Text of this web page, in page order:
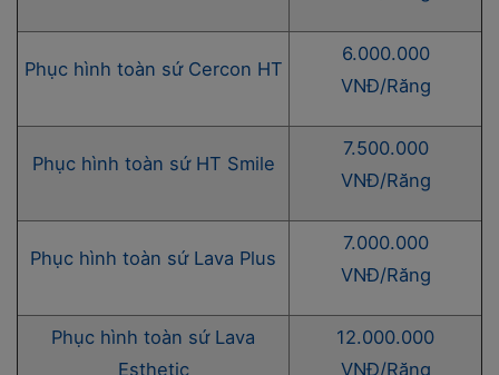
Phục hình toàn sứ Cercon HT
6.000.000
VNĐ/Răng
Phục hình toàn sứ HT Smile
7.500.000
VNĐ/Răng
Phục hình toàn sứ Lava Plus
7.000.000
VNĐ/Răng
Phục hình toàn sứ Lava
Esthetic
12.000.000
VNĐ/Răng